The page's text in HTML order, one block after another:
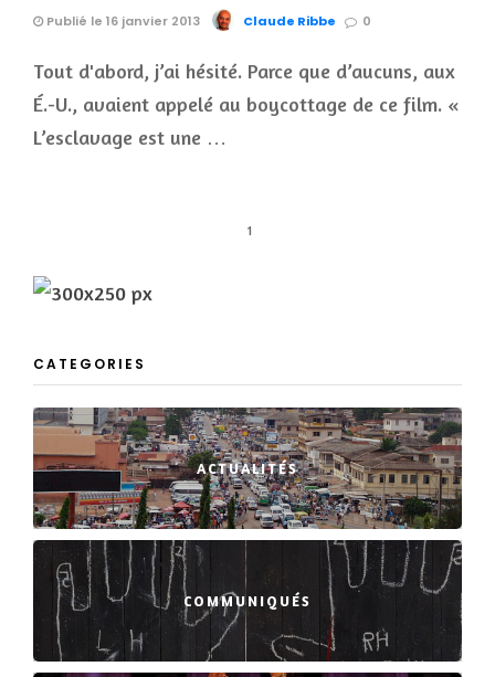
Publié le 16 janvier 2013 Claude Ribbe 0
Tout d'abord, j’ai hésité. Parce que d’aucuns, aux
É.-U., avaient appelé au boycottage de ce film. «
L’esclavage est une …
1
CATEGORIES
ACTUALITÉS
COMMUNIQUÉS